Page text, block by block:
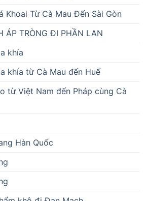
Khoai Từ Cà Mau Đến Sài Gòn
ÁP TRÒNG ĐI PHẦN LAN
khía
khía từ Cà Mau đến Huế
từ Việt Nam đến Pháp cùng Cà
Hàn Quốc